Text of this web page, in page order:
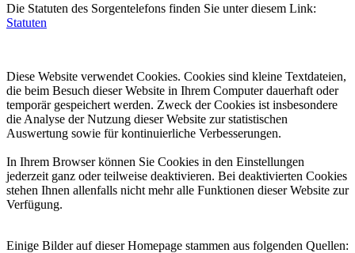
Die Statuten des Sorgentelefons finden Sie unter diesem Link:
Statuten
Diese Website verwendet Cookies. Cookies sind kleine Textdateien,
die beim Besuch dieser Website in Ihrem Computer dauerhaft oder
temporär gespeichert werden. Zweck der Cookies ist insbesondere
die Analyse der Nutzung dieser Website zur statistischen
Auswertung sowie für kontinuierliche Verbesserungen.
In Ihrem Browser können Sie Cookies in den Einstellungen
jederzeit ganz oder teilweise deaktivieren. Bei deaktivierten Cookies
stehen Ihnen allenfalls nicht mehr alle Funktionen dieser Website zur
Verfügung.
Einige Bilder auf dieser Homepage stammen aus folgenden Quellen: